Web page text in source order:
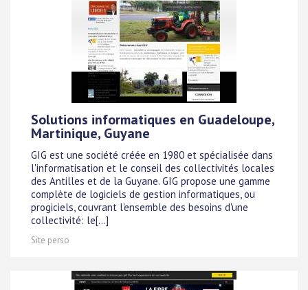
Solutions informatiques en Guadeloupe,
Martinique, Guyane
GIG est une société créée en 1980 et spécialisée dans
l'informatisation et le conseil des collectivités locales
des Antilles et de la Guyane. GIG propose une gamme
complète de logiciels de gestion informatiques, ou
progiciels, couvrant l'ensemble des besoins d'une
collectivité: le[...]
Site perso